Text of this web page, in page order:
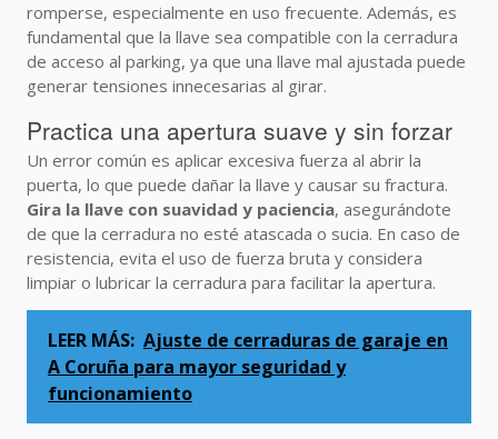
romperse, especialmente en uso frecuente. Además, es
fundamental que la llave sea compatible con la cerradura
de acceso al parking, ya que una llave mal ajustada puede
generar tensiones innecesarias al girar.
Practica una apertura suave y sin forzar
Un error común es aplicar excesiva fuerza al abrir la
puerta, lo que puede dañar la llave y causar su fractura.
Gira la llave con suavidad y paciencia, asegurándote
de que la cerradura no esté atascada o sucia. En caso de
resistencia, evita el uso de fuerza bruta y considera
limpiar o lubricar la cerradura para facilitar la apertura.
LEER MÁS: Ajuste de cerraduras de garaje en
A Coruña para mayor seguridad y
funcionamiento